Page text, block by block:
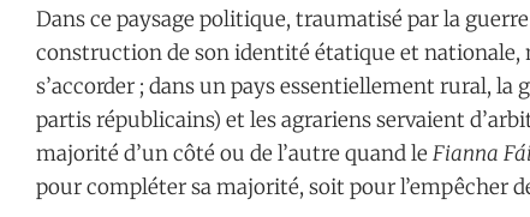
Dans ce paysage politique, traumatisé par la
construction de son identité étatique et nationale,
s’accorder ; dans un pays essentiellement rural,
partis républicains) et les agrariens servaient
majorité d’un côté ou de l’autre quand le Fianna
pour compléter sa majorité, soit pour l’empêcher